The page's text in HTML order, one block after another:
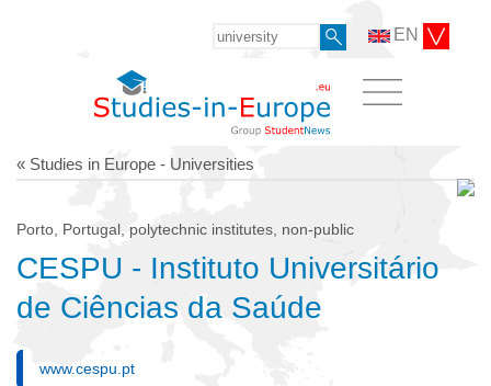
EN
« Studies in Europe - Universities
Porto, Portugal, polytechnic institutes, non-public
CESPU - Instituto Universitário
de Ciências da Saúde
www.cespu.pt